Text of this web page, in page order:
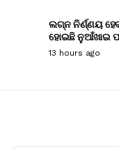
ଲଗ୍ନ ନିର୍ଣ୍ଣୟ
ହୋଇଛି ନୁଆଁଖାଇ
13 hours ago